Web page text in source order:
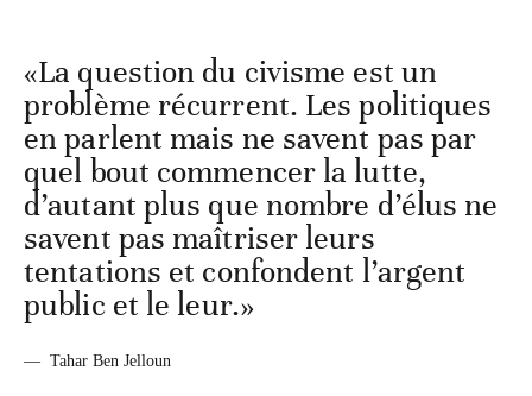
«La question du civisme est un
problème récurrent. Les politiques
en parlent mais ne savent pas par
quel bout commencer la lutte,
d’autant plus que nombre d’élus ne
savent pas maîtriser leurs
tentations et confondent l’argent
public et le leur.»
— Tahar Ben Jelloun